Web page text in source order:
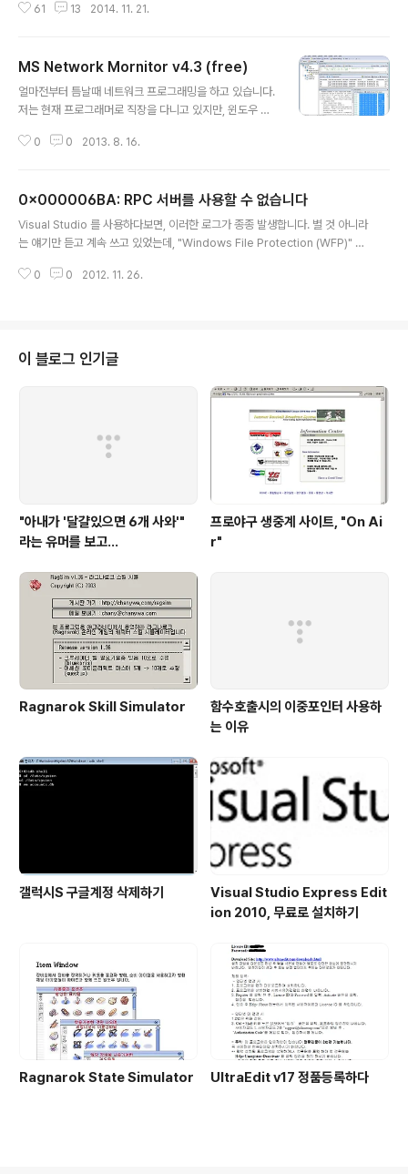
몇자 적어봅니다. 저는 사실 '이중포인터' 라는 말은 의미가 없다고 생각합니다.
하느냐라는 문제를 고민해볼 수 있을 것입니다. 이중포인터는 특별한 용법이나
카테고리라고 한정하기는 힘들기 때문에, 이 글에서는 그 중에서도 서브함수 호
출시의 이중포인터 사용에 대해서 잠시 살펴보도록..
61 13 2014. 11. 21.
MS Network Mornitor v4.3 (free)
얼마전부터 틈날때 네트워크 프로그래밍을 하고 있습니다.
저는 현재 프로그래머로 직장을 다니고 있지만, 윈도우 어
니다. 어떤 프로그램인고 하니, 웹페이지를 분석해서 자동
그나저나 어떤 일이 있었냐면, form data를 이용해서 po
st 방식으로 전달하는 부분을 구현하던 중이었습니다. 예
를 들면, 인터넷하다가 로그인창 같은데서 로그인 하는 것
만 해당되는 것이 아니라, 사이트에서 지원해주는 갖가지
0 0 2013. 8. 16.
0x000006BA: RPC 서버를 사용할 수 없습니다
Visual Studio 를 사용하다보면, 이러한 로그가 종종 발생합니다. 별 것 아니라
는 얘기만 듣고 계속 쓰고 있었는데, "Windows File Protection (WFP)" 이
www.winhelponline.com/blog/fix-sfc-error-0x000006ba-rpc-un
0 0 2012. 11. 26.
이 블로그 인기글
"아내가 '달걀있으면 6개 사와'"
라는 유머를 보고...
프로야구 생중계 사이트, "On Ai
r"
Ragnarok Skill Simulator
함수호출시의 이중포인터 사용하
는 이유
갤럭시S 구글계정 삭제하기
Visual Studio Express Edit
ion 2010, 무료로 설치하기
Ragnarok State Simulator UltraEdit v17 정품등록하다